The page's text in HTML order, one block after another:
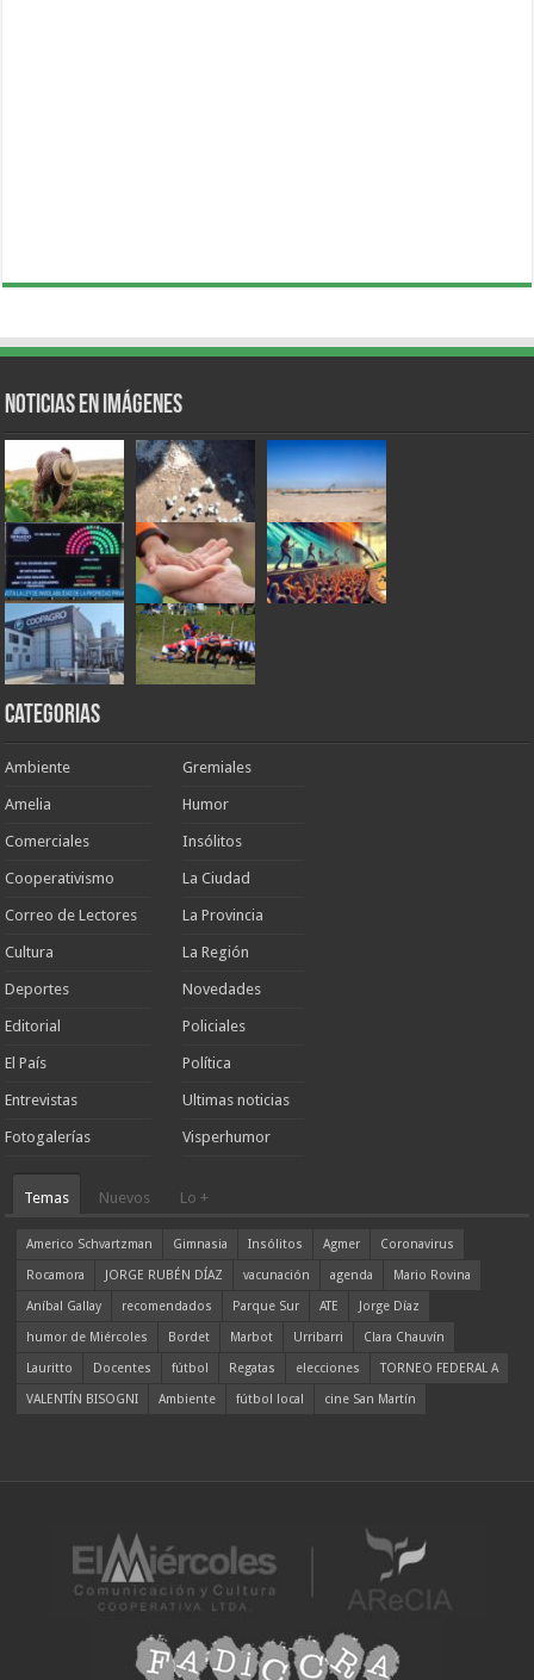
Noticias en Imágenes
Categorias
Ambiente
Amelia
Comerciales
Cooperativismo
Correo de Lectores
Cultura
Deportes
Editorial
El País
Entrevistas
Fotogalerías
Gremiales
Humor
Insólitos
La Ciudad
La Provincia
La Región
Novedades
Policiales
Política
Ultimas noticias
Visperhumor
Temas Nuevos Lo +
Americo Schvartzman Gimnasia Insólitos Agmer
Coronavirus
Rocamora
JORGE RUBÉN DÍAZ vacunación agenda
Mario Rovina
Aníbal Gallay
recomendados Parque Sur ATE
Jorge Díaz
humor de Miércoles
Bordet Marbot Urribarri
Clara Chauvín
Lauritto
Docentes fútbol Regatas elecciones
TORNEO FEDERAL A
VALENTÍN BISOGNI
Ambiente fútbol local cine San Martín